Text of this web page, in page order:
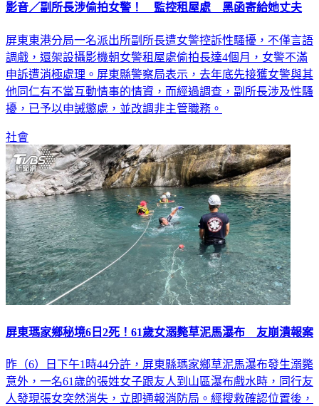
影音／副所長涉偷拍女警！ 監控租屋處 黑函寄給她丈夫
屏東東港分局一名派出所副所長遭女警控訴性騷擾，不僅言語
調戲，還架設攝影機朝女警租屋處偷拍長達4個月，女警不滿
申訴遭消極處理。屏東縣警察局表示，去年底先接獲女警與其
他同仁有不當互動情事的情資，而經過調查，副所長涉及性騷
擾，已予以申誡懲處，並改調非主管職務。
社會
屏東瑪家鄉秘境6日2死！61歲女溺斃草泥馬瀑布 友崩潰報案
昨（6）日下午1時44分許，屏東縣瑪家鄉草泥馬瀑布發生溺斃
意外，一名61歲的張姓女子跟友人到山區瀑布戲水時，同行友
人發現張女突然消失，立即通報消防局。經搜救確認位置後，